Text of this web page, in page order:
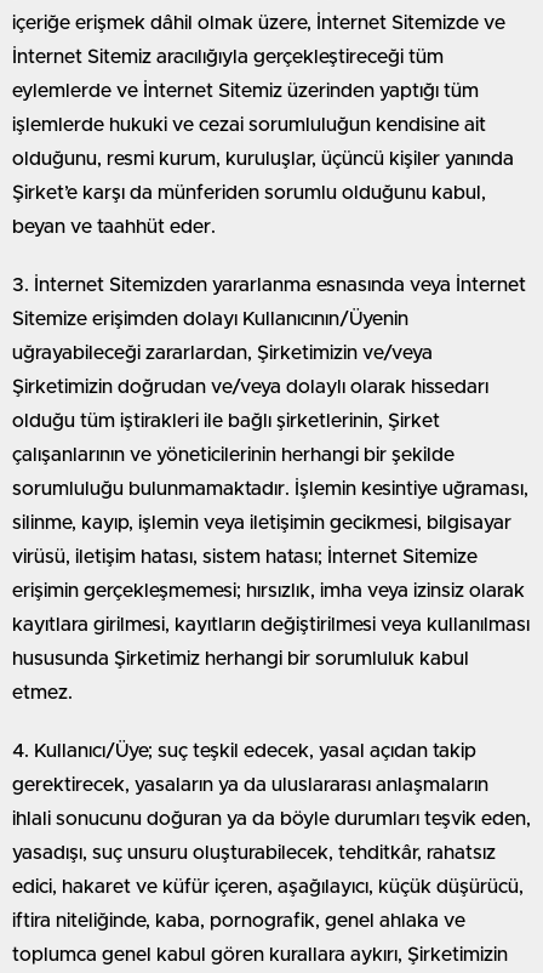
içeriğe erişmek dâhil olmak üzere, İnternet Sitemizde ve
İnternet Sitemiz aracılığıyla gerçekleştireceği tüm
eylemlerde ve İnternet Sitemiz üzerinden yaptığı tüm
işlemlerde hukuki ve cezai sorumluluğun kendisine ait
olduğunu, resmi kurum, kuruluşlar, üçüncü kişiler yanında
Şirket’e karşı da münferiden sorumlu olduğunu kabul,
beyan ve taahhüt eder.
3. İnternet Sitemizden yararlanma esnasında veya İnternet
Sitemize erişimden dolayı Kullanıcının/Üyenin
uğrayabileceği zararlardan, Şirketimizin ve/veya
Şirketimizin doğrudan ve/veya dolaylı olarak hissedarı
olduğu tüm iştirakleri ile bağlı şirketlerinin, Şirket
çalışanlarının ve yöneticilerinin herhangi bir şekilde
sorumluluğu bulunmamaktadır. İşlemin kesintiye uğraması,
silinme, kayıp, işlemin veya iletişimin gecikmesi, bilgisayar
virüsü, iletişim hatası, sistem hatası; İnternet Sitemize
erişimin gerçekleşmemesi; hırsızlık, imha veya izinsiz olarak
kayıtlara girilmesi, kayıtların değiştirilmesi veya kullanılması
hususunda Şirketimiz herhangi bir sorumluluk kabul
etmez.
4. Kullanıcı/Üye; suç teşkil edecek, yasal açıdan takip
gerektirecek, yasaların ya da uluslararası anlaşmaların
ihlali sonucunu doğuran ya da böyle durumları teşvik eden,
yasadışı, suç unsuru oluşturabilecek, tehditkâr, rahatsız
edici, hakaret ve küfür içeren, aşağılayıcı, küçük düşürücü,
iftira niteliğinde, kaba, pornografik, genel ahlaka ve
toplumca genel kabul gören kurallara aykırı, Şirketimizin